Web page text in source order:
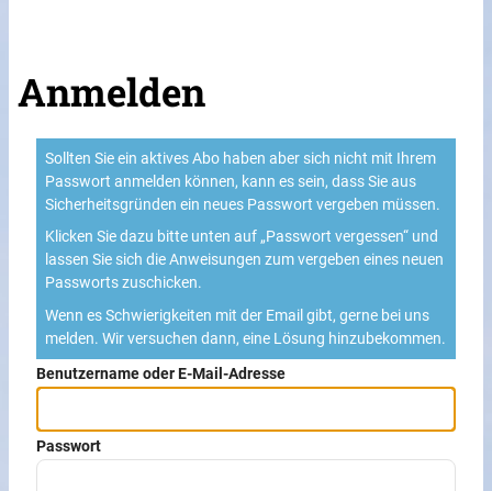
Anmelden
Sollten Sie ein aktives Abo haben aber sich nicht mit Ihrem
Passwort anmelden können, kann es sein, dass Sie aus
Sicherheitsgründen ein neues Passwort vergeben müssen.
Klicken Sie dazu bitte unten auf „Passwort vergessen“ und
lassen Sie sich die Anweisungen zum vergeben eines neuen
Passworts zuschicken.
Wenn es Schwierigkeiten mit der Email gibt, gerne bei uns
melden. Wir versuchen dann, eine Lösung hinzubekommen.
Benutzername oder E-Mail-Adresse
Passwort